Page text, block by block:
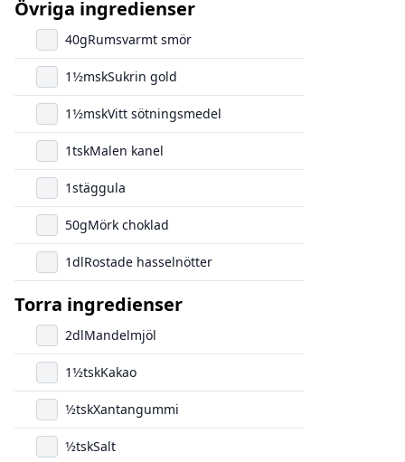
Övriga ingredienser
40gRumsvarmt smör
11/2mskSukrin gold
11/2mskVitt sötningsmedel
1tskMalen kanel
1stäggula
50gMörk choklad
1dlRostade hasselnötter
Torra ingredienser
2dlMandelmjöl
11/2tskKakao
1/2tskXantangummi
1/2tskSalt